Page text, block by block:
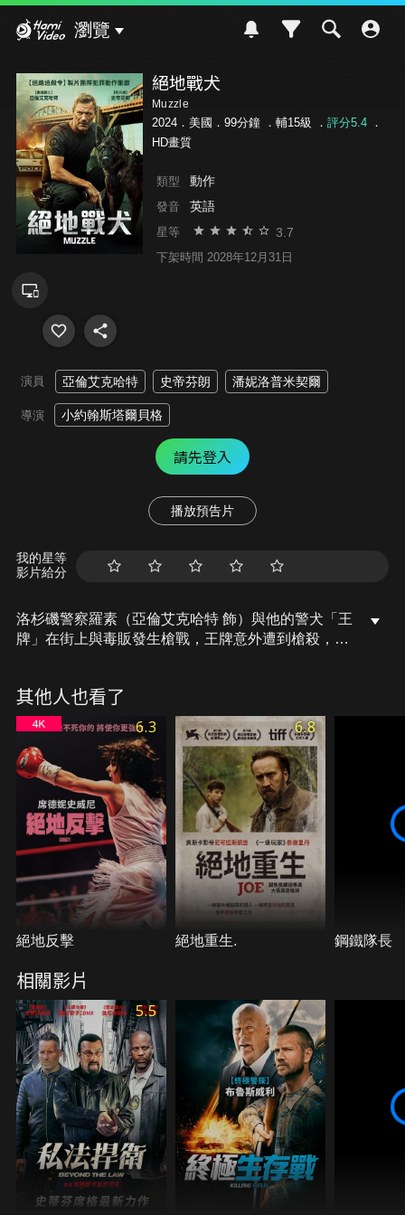
瀏覽
絕地戰犬
Muzzle
2024．美國．99分鐘 ． 輔15級 ． 評分5.4．
HD畫質
類型 動作
發音 英語
星等 3.7
下架時間 2028年12月31日
演員 亞倫艾克哈特 史帝芬朗 潘妮洛普米契爾
導演 小約翰斯塔爾貝格
請先登入
播放預告片
我的星等
影片給分
洛杉磯警察羅素（亞倫艾克哈特 飾）與他的警犬「王
牌」在街上與毒販發生槍戰，王牌意外遭到槍殺，羅
在這座城市後的龐大陰謀。
其他人也看了
6.3
絕地反擊
6.8
絕地重生. 鋼鐵隊長
相關影片
5.5